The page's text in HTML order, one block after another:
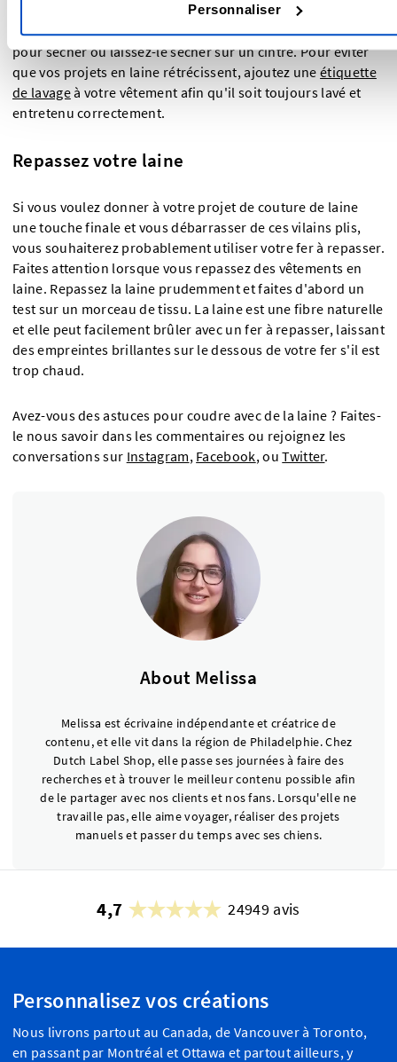
Personnaliser
recommandé d'utiliser le cycle de séchage de votre sèche-
linge. Mettez plutôt l'article à plat et redonnez-lui sa forme
pour sécher ou laissez-le sécher sur un cintre. Pour éviter
que vos projets en laine rétrécissent, ajoutez uneétiquette
de lavageà votre vêtement afin qu'il soit toujours lavé et
entretenu correctement.
Repassez votre laine
Si vous voulez donner à votre projet de couture de laine
une touche finale et vous débarrasser de ces vilains plis,
vous souhaiterez probablement utiliser votre fer à repasser.
Faites attention lorsque vous repassez des vêtements en
laine. Repassez la laine prudemment et faites d'abord un
test sur un morceau de tissu. La laine est une fibre naturelle
et elle peut facilement brûler avec un fer à repasser, laissant
des empreintes brillantes sur le dessous de votre fer s'il est
trop chaud.
Avez-vous des astuces pour coudre avec de la laine ? Faites-
le nous savoir dans les commentaires ou rejoignez les
conversations sur Instagram, Facebook, ouTwitter.
About Melissa
Melissa est écrivaine indépendante et créatrice de
contenu, et elle vit dans la région de Philadelphie. Chez
Dutch Label Shop, elle passe ses journées à faire des
recherches et à trouver le meilleur contenu possible afin
de le partager avec nos clients et nos fans. Lorsqu'elle ne
travaille pas, elle aime voyager, réaliser des projets
manuels et passer du temps avec ses chiens.
4,7 24949 avis
Personnalisez vos créations
Nous livrons partout au Canada, de Vancouver à Toronto,
en passant par Montréal et Ottawa et partout ailleurs, y